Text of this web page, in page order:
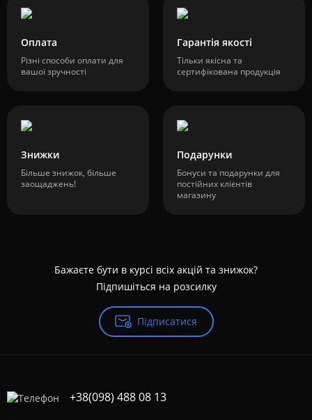
Оплата
Різні способи оплати для
вашої зручності
Гарантія якості
Тільки якісна та
сертифікована продукція
Знижки
Більше знижок, більше
заощаджень!
Подарунки
Бонуси та подарунки для
постійних клієнтів
магазину
Бажаєте бути в курсі всіх акцій та знижок?
Підпишіться на розсилку
Підписатися
+38(098) 488 08 13